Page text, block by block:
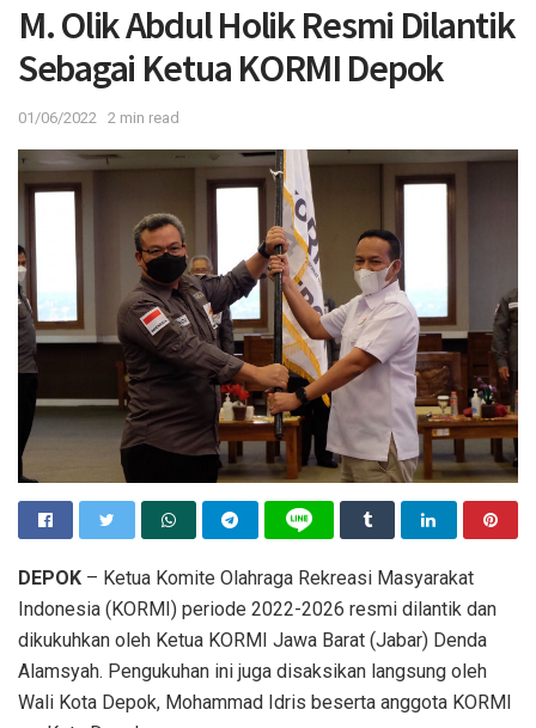
M. Olik Abdul Holik Resmi Dilantik
Sebagai Ketua KORMI Depok
01/06/2022 2 min read
DEPOK – Ketua Komite Olahraga Rekreasi Masyarakat
Indonesia (KORMI) periode 2022-2026 resmi dilantik dan
dikukuhkan oleh Ketua KORMI Jawa Barat (Jabar) Denda
Alamsyah. Pengukuhan ini juga disaksikan langsung oleh
Wali Kota Depok, Mohammad Idris beserta anggota KORMI